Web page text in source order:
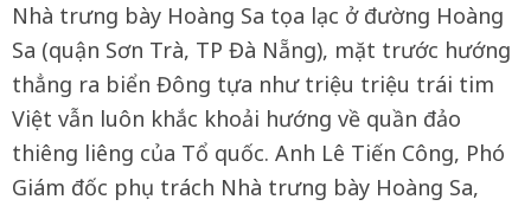
Nhà trưng bày Hoàng Sa tọa lạc ở đường Hoàng
Sa (quận Sơn Trà, TP Đà Nẵng), mặt trước hướng
thẳng ra biển Đông tựa như triệu triệu trái tim
Việt vẫn luôn khắc khoải hướng về quần đảo
thiêng liêng của Tổ quốc. Anh Lê Tiến Công, Phó
Giám đốc phụ trách Nhà trưng bày Hoàng Sa,